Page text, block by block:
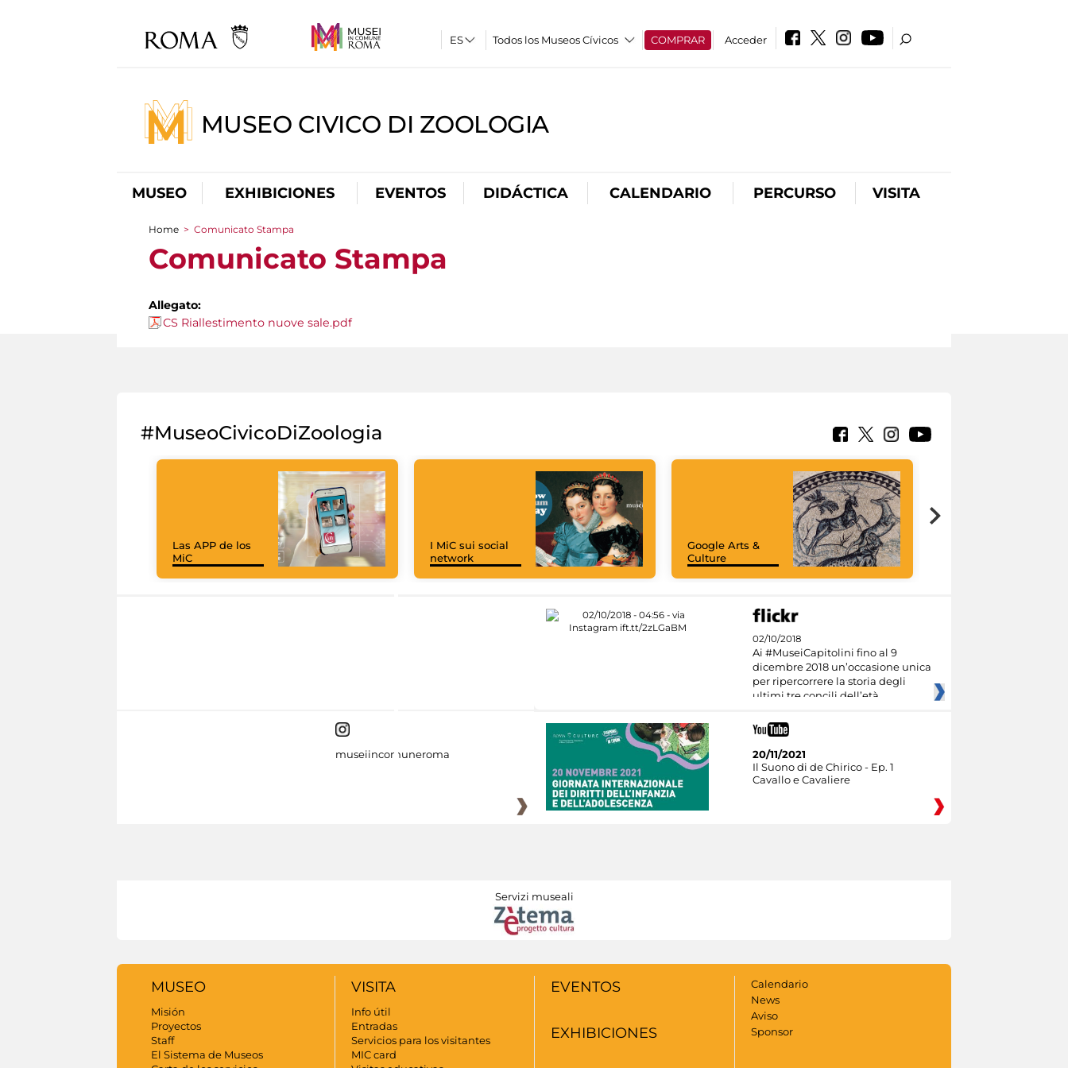
Todos los Museos Cívicos COMPRAR Acceder
MUSEO CIVICO DI ZOOLOGIA
MUSEO EXHIBICIONES EVENTOS DIDÁCTICA CALENDARIO PERCURSO VISITA
You are here
Home > Comunicato Stampa
Comunicato Stampa
Allegato:
CS Riallestimento nuove sale.pdf
#MuseoCivicoDiZoologia
Las APP de los
MiC
I MiC sui social
network
Google Arts &
Culture
02/10/2018
Ai #MuseiCapitolini fino al 9
dicembre 2018 un’occasione unica
per ripercorrere la storia degli
ultimi tre concili dell’età
museiincomuneroma
20/11/2021
Il Suono di de Chirico - Ep. 1
Cavallo e Cavaliere
Servizi museali
MUSEO
Misión
Proyectos
Staff
El Sistema de Museos
VISITA
Info útil
Entradas
Servicios para los visitantes
MIC card
EVENTOS
EXHIBICIONES
Calendario
News
Aviso
Sponsor